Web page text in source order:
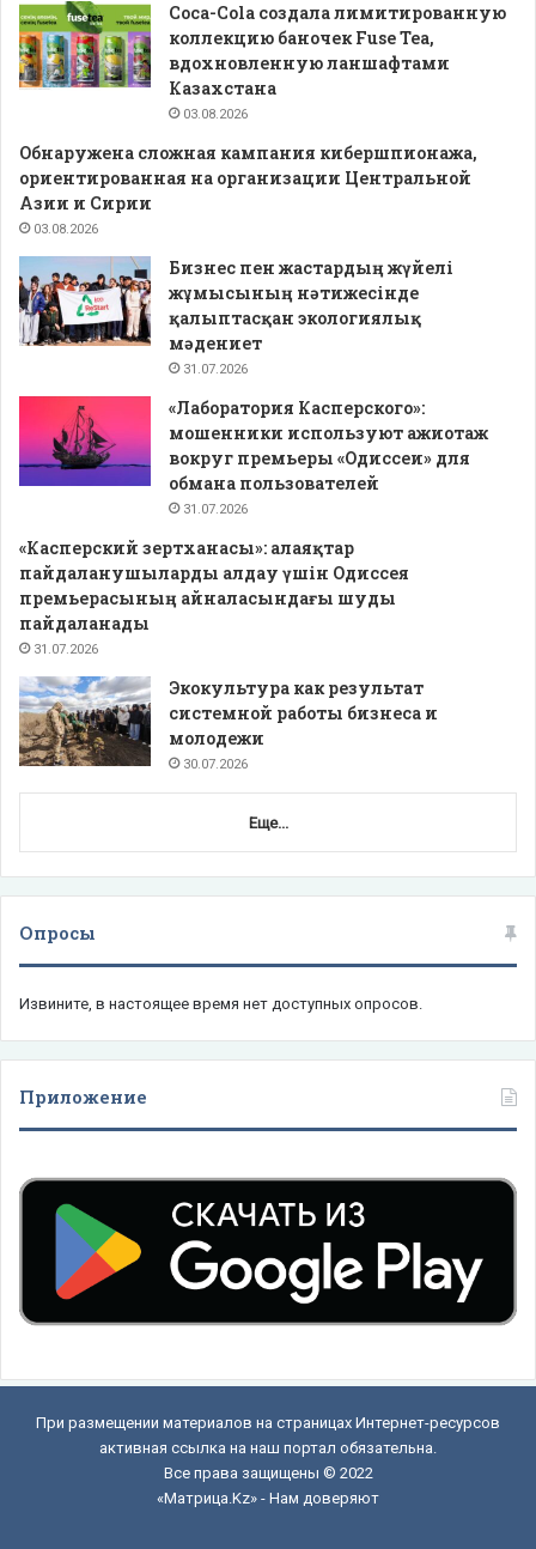
Coca-Cola создала лимитированную
коллекцию баночек Fuse Tea,
вдохновленную ланшафтами
Казахстана
03.08.2026
Обнаружена сложная кампания кибершпионажа,
ориентированная на организации Центральной
Азии и Сирии
03.08.2026
Бизнес пен жастардың жүйелі
жұмысының нәтижесінде
қалыптасқан экологиялық
мәдениет
31.07.2026
«Лаборатория Касперского»:
мошенники используют ажиотаж
вокруг премьеры «Одиссеи» для
обмана пользователей
31.07.2026
«Касперский зертханасы»: алаяқтар
пайдаланушыларды алдау үшін Одиссея
премьерасының айналасындағы шуды
пайдаланады
31.07.2026
Экокультура как результат
системной работы бизнеса и
молодежи
30.07.2026
Еще...
Опросы
Извините, в настоящее время нет доступных опросов.
Приложение
При размещении материалов на страницах Интернет-ресурсов
активная ссылка на наш портал обязательна.
Все права защищены © 2022
«Матрица.Kz» - Нам доверяют